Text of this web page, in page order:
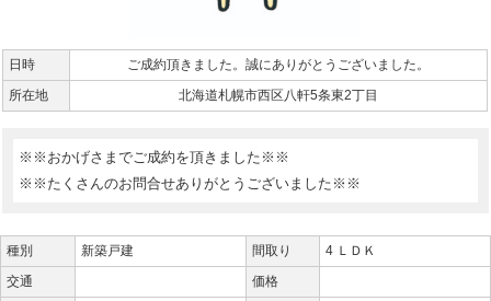
日時
ご成約頂きました。誠にありがとうございました。
所在地
北海道札幌市西区八軒5条東2丁目
※※おかげさまでご成約を頂きました※※
※※たくさんのお問合せありがとうございました※※
種別 新築戸建 間取り
4 ＬＤＫ
交通
価格